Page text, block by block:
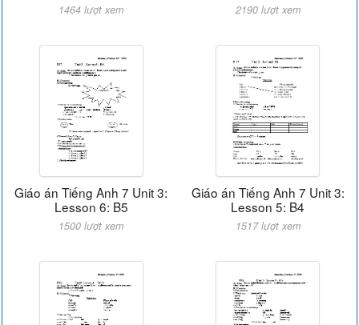
1464 lượt xem 2190 lượt xem
Giáo án Tiếng Anh 7 Unit 3:
Lesson 6: B5
1500 lượt xem
Giáo án Tiếng Anh 7 Unit 3:
Lesson 5: B4
1517 lượt xem